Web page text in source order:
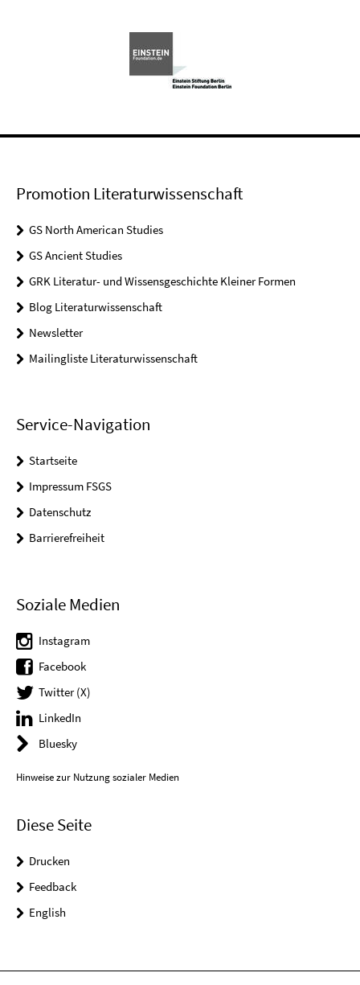
Promotion Literaturwissenschaft
GS North American Studies
GS Ancient Studies
GRK Literatur- und Wissensgeschichte Kleiner Formen
Blog Literaturwissenschaft
Newsletter
Mailingliste Literaturwissenschaft
Service-Navigation
Startseite
Impressum FSGS
Datenschutz
Barrierefreiheit
Soziale Medien
Instagram
Facebook
Twitter (X)
LinkedIn
Bluesky
Hinweise zur Nutzung sozialer Medien
Diese Seite
Drucken
Feedback
English